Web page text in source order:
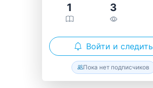
1 3
Войти и следить
Пока нет подписчиков